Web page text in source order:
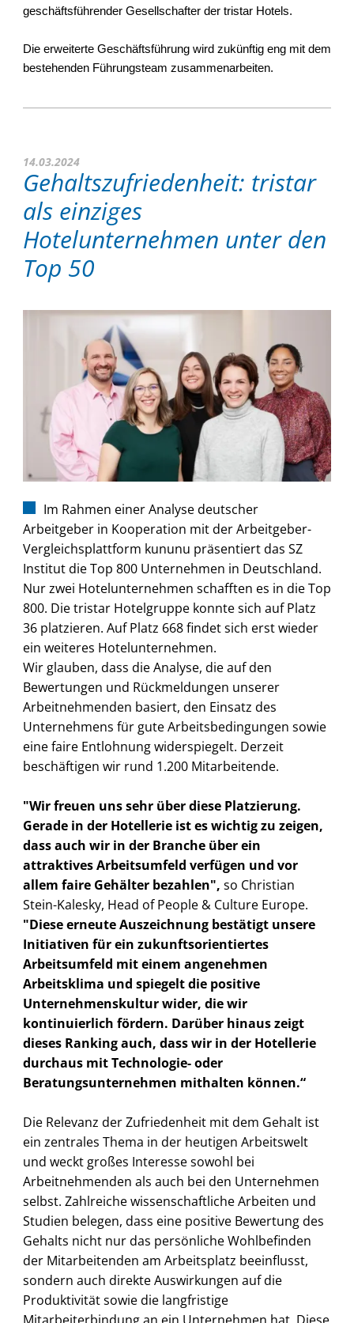
geschäftsführender Gesellschafter der tristar Hotels.
Die erweiterte Geschäftsführung wird zukünftig eng mit dem
bestehenden Führungsteam zusammenarbeiten.
14.03.2024
Gehaltszufriedenheit: tristar
als einziges
Hotelunternehmen unter den
Top 50
Im Rahmen einer Analyse deutscher
Arbeitgeber in Kooperation mit der Arbeitgeber-
Vergleichsplattform kununu präsentiert das SZ
Institut die Top 800 Unternehmen in Deutschland.
Nur zwei Hotelunternehmen schafften es in die Top
800. Die tristar Hotelgruppe konnte sich auf Platz
36 platzieren. Auf Platz 668 findet sich erst wieder
ein weiteres Hotelunternehmen.
Wir glauben, dass die Analyse, die auf den
Bewertungen und Rückmeldungen unserer
Arbeitnehmenden basiert, den Einsatz des
Unternehmens für gute Arbeitsbedingungen sowie
eine faire Entlohnung widerspiegelt. Derzeit
beschäftigen wir rund 1.200 Mitarbeitende.
"Wir freuen uns sehr über diese Platzierung.
Gerade in der Hotellerie ist es wichtig zu zeigen,
dass auch wir in der Branche über ein
attraktives Arbeitsumfeld verfügen und vor
allem faire Gehälter bezahlen", so Christian
Stein-Kalesky, Head of People & Culture Europe.
"Diese erneute Auszeichnung bestätigt unsere
Initiativen für ein zukunftsorientiertes
Arbeitsumfeld mit einem angenehmen
Arbeitsklima und spiegelt die positive
Unternehmenskultur wider, die wir
kontinuierlich fördern. Darüber hinaus zeigt
dieses Ranking auch, dass wir in der Hotellerie
durchaus mit Technologie- oder
Beratungsunternehmen mithalten können.“
Die Relevanz der Zufriedenheit mit dem Gehalt ist
ein zentrales Thema in der heutigen Arbeitswelt
und weckt großes Interesse sowohl bei
Arbeitnehmenden als auch bei den Unternehmen
selbst. Zahlreiche wissenschaftliche Arbeiten und
Studien belegen, dass eine positive Bewertung des
Gehalts nicht nur das persönliche Wohlbefinden
der Mitarbeitenden am Arbeitsplatz beeinflusst,
sondern auch direkte Auswirkungen auf die
Produktivität sowie die langfristige